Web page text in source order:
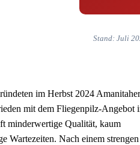
Stand: Juli
im Herbst 2024
mit dem Fliegenpilz-Angebot
minderwertige Qualität, kaum
Wartezeiten. Nach einem strengen